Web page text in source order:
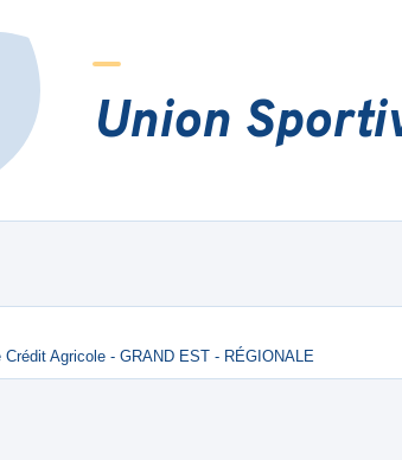
Union
Crédit Agricole - GRAND EST - RÉGIONALE